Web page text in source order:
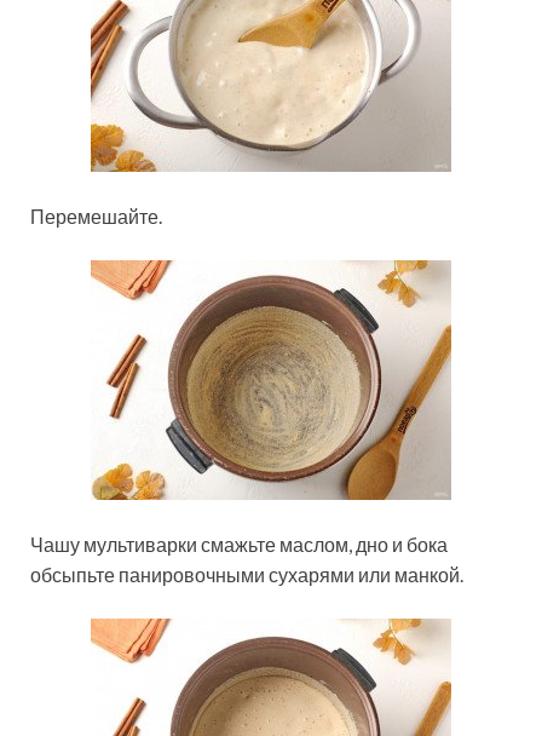
Перемешайте.
Чашу мультиварки смажьте маслом, дно и бока
обсыпьте панировочными сухарями или манкой.